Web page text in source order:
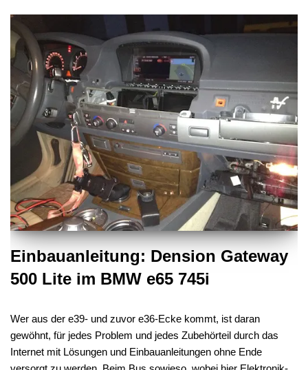
Einbauanleitung: Dension Gateway
500 Lite im BMW e65 745i
Wer aus der e39- und zuvor e36-Ecke kommt, ist daran
gewöhnt, für jedes Problem und jedes Zubehörteil durch das
Internet mit Lösungen und Einbauanleitungen ohne Ende